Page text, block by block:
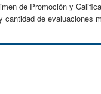
de Promoción y
de evaluaciones